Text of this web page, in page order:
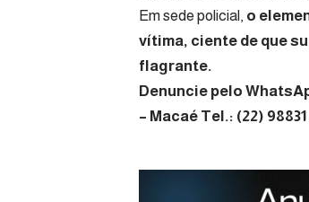
Em sede policial, o
vítima, ciente de que
flagrante.
Denuncie pelo
– Macaé Tel.: (22)